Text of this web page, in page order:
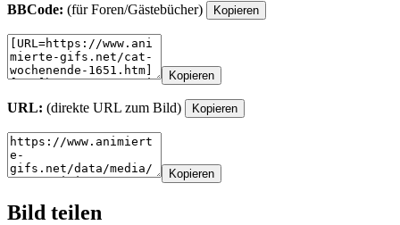
BBCode: (für Foren/Gästebücher) Kopieren
Kopieren
URL: (direkte URL zum Bild) Kopieren
Kopieren
Bild teilen